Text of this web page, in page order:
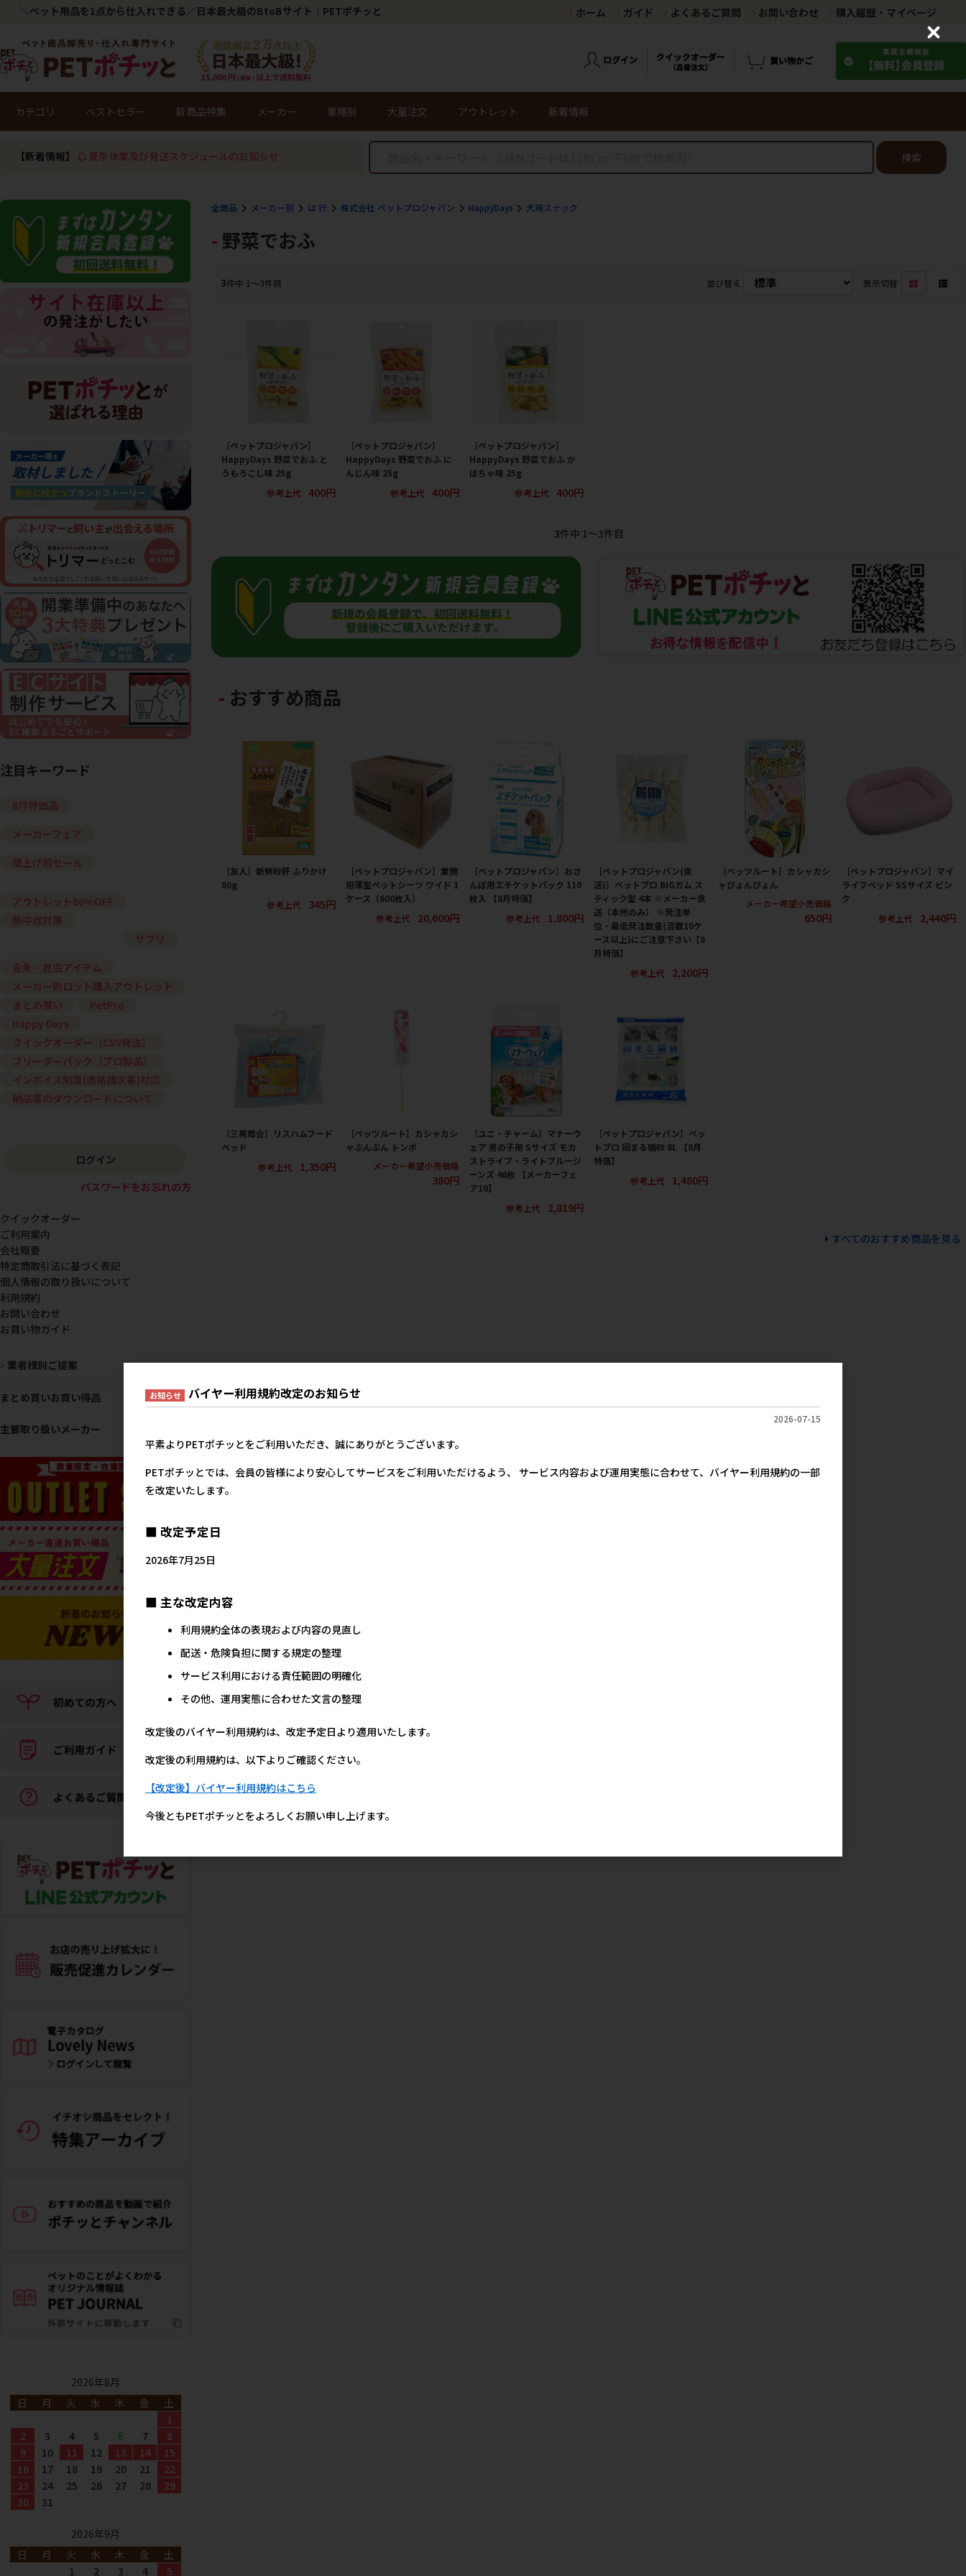
＼ペット用品を1点から仕入れできる／日本最大級のBtoBサイト｜PETポチッと ホーム ガイド よくあるご質問 お問い合わせ 購入履歴・マイページ
カテゴリ ベストセラー 新商品特集 メーカー 業種別 大量注文 アウトレット 新着情報
【新着情報】 夏季休業及び発送スケジュールのお知らせ 検索
全商品 メーカー別 は 行 株式会社 ペットプロジャパン HappyDays 犬用スナック
野菜でおふ
3件中 1〜3件目 並び替え 表示切替
［ペットプロジャパン］
HappyDays 野菜でおふ と
うもろこし味 25g
参考上代
400円
［ペットプロジャパン］
HappyDays 野菜でおふ に
んじん味 25g
参考上代
400円
［ペットプロジャパン］
HappyDays 野菜でおふ か
ぼちゃ味 25g
参考上代
400円
3件中 1〜3件目
おすすめ商品
［友人］新鮮砂肝 ふりかけ
80g
参考上代
345円
［ペットプロジャパン］業務
用薄型ペットシーツ ワイド 1
ケース（600枚入）
参考上代
20,600円
［ペットプロジャパン］おさ
んぽ用エチケットパック 110
枚入 【8月特価】
参考上代
1,800円
［ペットプロジャパン(直
送)］ペットプロ BIGガム ス
ティック型 4本 ※メーカー直
送（本州のみ） ※発注単
位・最低発注数量(混載10ケ
ース以上)にご注意下さい【8
月特価】
参考上代
2,200円
［ペッツルート］カシャカシ
ャびょんびょん
メーカー希望小売価格
650円
［ペットプロジャパン］マイ
ライフベッド SSサイズ ピン
ク
参考上代
2,440円
［三晃商会］リスハムフード
ベッド
参考上代
1,350円
［ペッツルート］カシャカシ
ャぶんぶん トンボ
メーカー希望小売価格
380円
［ユニ・チャーム］マナーウ
ェア 男の子用 Sサイズ モカ
ストライプ・ライトブルージ
ーンズ 46枚 【メーカーフェ
ア10】
参考上代
2,819円
［ペットプロジャパン］ペッ
トプロ 固まる猫砂 8L 【8月
特価】
参考上代
1,480円
すべてのおすすめ商品を見る
注目キーワード
8月特価品
メーカーフェア
値上げ前セール
アウトレット60%OFF
熱中症対策
サプリ
金魚・昆虫アイテム
メーカー別ロット購入アウトレット
まとめ買い
PetPro
Happy Days
クイックオーダー（CSV発注）
ブリーダーパック（プロ製品）
インボイス制度(適格請求書)対応
納品書のダウンロードについて
ログイン
パスワードをお忘れの方
クイックオーダー
ご利用案内
会社概要
特定商取引法に基づく表記
個人情報の取り扱いについて
利用規約
お問い合わせ
お買い物ガイド
業者様別ご提案
まとめ買いお買い得品
主要取り扱いメーカー
2026年8月
日
月 火 水 木 金
土
1
2
3 4 5 6 7
8
9
10 11 12 13 14
15
16
17 18 19 20 21
22
23
24 25 26 27 28
29
30
31
2026年9月
日
月 火 水 木 金
土
1
2 3 4 5
お知らせ バイヤー利用規約改定のお知らせ
2026-07-15
平素よりPETポチッとをご利用いただき、誠にありがとうございます。
PETポチッとでは、会員の皆様により安心してサービスをご利用いただけるよう、 サービス内容および運用実態に合わせて、バイヤー利用規約の一部
を改定いたします。
■ 改定予定日
2026年7月25日
■ 主な改定内容
利用規約全体の表現および内容の見直し
配送・危険負担に関する規定の整理
サービス利用における責任範囲の明確化
その他、運用実態に合わせた文言の整理
改定後のバイヤー利用規約は、改定予定日より適用いたします。
改定後の利用規約は、以下よりご確認ください。
【改定後】バイヤー利用規約はこちら
今後ともPETポチッとをよろしくお願い申し上げます。
C
o
s
e